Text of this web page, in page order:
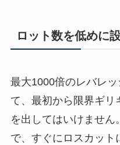
ロット数を低めに
最大1000倍のレバレ
て、最初から限界ギリ
を出してはいけませ
で、すぐにロスカット